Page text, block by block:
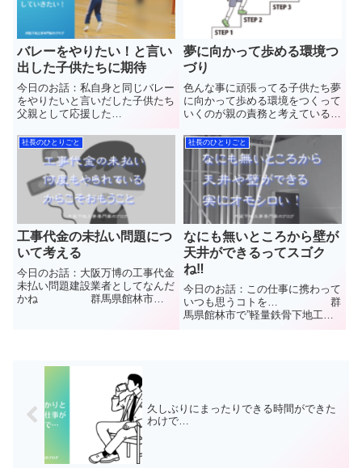
バレーをやりたい！と言い
出した子供たちに期待
今日のお話：私自身と同じバレー
をやりたいと言いだした子供たち
父親として応援した
で”軽量鉄骨下地工事(LGS)”と”石
こうボード”や”ケイカル板”など
【天井や壁】の内装工事を施工し
ています(株)中島内装の中島と申
しま...
夢に向かって歩める環境つ
づり
色んな事に頑張ってる子供たち夢
に向かって歩める環境をつくって
いくのが親の責務と考えている私
んなことを思ったお話です群馬県
館林市で”軽量鉄骨下地工事
(LGS)”と”石こうボード”や”ケイカ
ル板”など【天井や壁】の...
社長のひとりごと
工事代金の未払い問題につ
いて考える
今日のお話：大阪万博の工事代金
未払い問題建設業者としてなんだ
かね 群馬県館林市
社長のひとりごと
なにも無いところから壁が
天井ができるってスゴク
ね‼
今日のお話：この仕事に携わって
いつも思うコトを… 群
馬県館林市で”軽量鉄骨下地工事
久しぶりにまったりできる時間ができた
わけで…